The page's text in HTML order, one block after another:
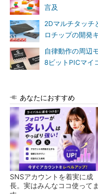
言及
2Dマルチタッチ
ロチップの開発
自律動作の周辺
8ビットPICマイ
あなたにおすすめ
SNSアカウントを着実に成
長。実はみんなココ使ってま